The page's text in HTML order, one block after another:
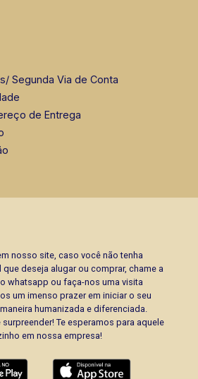
Segunda Via de Conta
de Entrega
nosso site, caso você não tenha
deseja alugar ou comprar, chame a
whatsapp ou faça-nos uma visita
um imenso prazer em iniciar o seu
humanizada e diferenciada.
Te esperamos para aquele
em nossa empresa!